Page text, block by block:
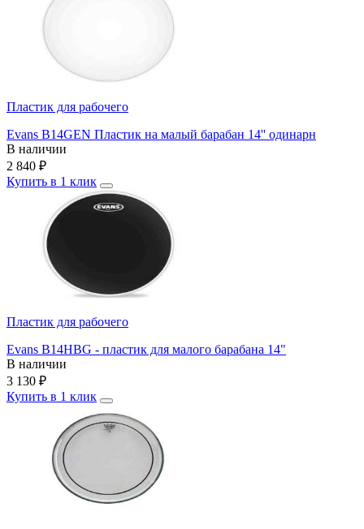
Пластик для рабочего
Evans B14GEN Пластик на малый барабан 14'' одинарн
В наличии
2 840 ₽
Купить в 1 клик
Пластик для рабочего
Evans B14HBG - пластик для малого барабана 14"
В наличии
3 130 ₽
Купить в 1 клик